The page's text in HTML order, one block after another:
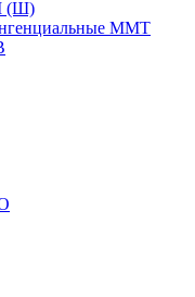
(Ш)
ММТ